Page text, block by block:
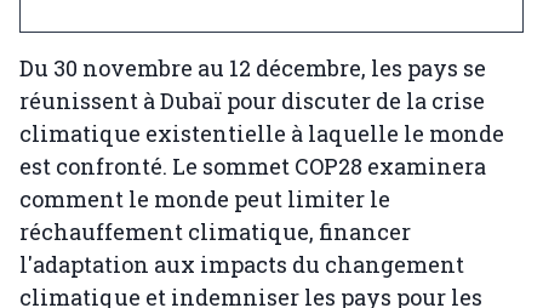
Du 30 novembre au 12 décembre, les pays se
réunissent à Dubaï pour discuter de la crise
climatique existentielle à laquelle le monde
est confronté. Le sommet COP28 examinera
comment le monde peut limiter le
réchauffement climatique, financer
l'adaptation aux impacts du changement
climatique et indemniser les pays pour les